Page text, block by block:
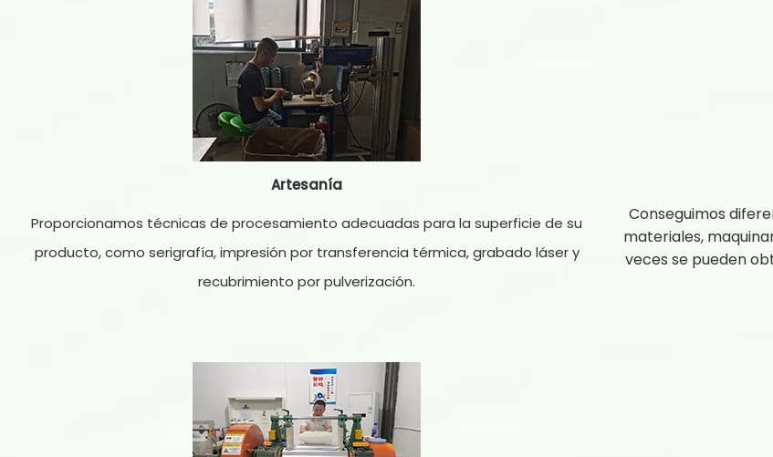
Artesanía
Proporcionamos técnicas de procesamiento adecuadas para la superficie de su
producto, como serigrafía, impresión por transferencia térmica, grabado láser y
recubrimiento por pulverización.
Conseguimos
materiales,
veces se pueden